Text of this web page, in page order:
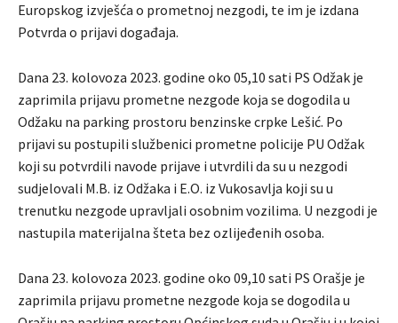
Europskog izvješća o prometnoj nezgodi, te im je izdana
Potvrda o prijavi događaja.
Dana 23. kolovoza 2023. godine oko 05,10 sati PS Odžak je
zaprimila prijavu prometne nezgode koja se dogodila u
Odžaku na parking prostoru benzinske crpke Lešić. Po
prijavi su postupili službenici prometne policije PU Odžak
koji su potvrdili navode prijave i utvrdili da su u nezgodi
sudjelovali M.B. iz Odžaka i E.O. iz Vukosavlja koji su u
trenutku nezgode upravljali osobnim vozilima. U nezgodi je
nastupila materijalna šteta bez ozlijeđenih osoba.
Dana 23. kolovoza 2023. godine oko 09,10 sati PS Orašje je
zaprimila prijavu prometne nezgode koja se dogodila u